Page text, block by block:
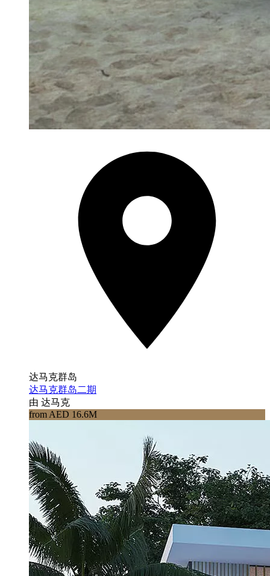
达马克群岛
达马克群岛二期
由 达马克
from AED 16.6M